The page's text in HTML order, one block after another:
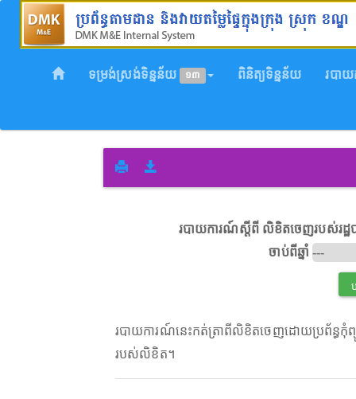
ទម្រង់ស្រង់ទិន្នន័យ ១៣ ពិនិត្យទិន្នន័យ របា
របាយការណ៍ស្តីពី លិខិតចេញរបស់រដ្ឋ
ចាប់ពីឆ្នាំ
របាយការណ៍នេះកត់ត្រាពីលិខិតចេញដោយប្រព័ន្ធកុំព្យូ
របស់លិខិត។